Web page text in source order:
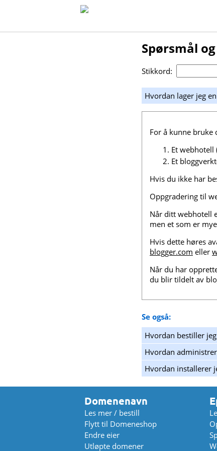
Spørsmål
Stikkord:
Hvordan lager jeg
For å kunne bruke
Et webhotell
Et
Hvis du ikke har
Oppgradering til
Når ditt webhotell
men et som er
Hvis dette høres
blogger.com eller
Når du har
du blir tildelt av
Se også:
Hvordan bestiller
Hvordan
Hvordan installerer
Domenenavn
Les mer / bestill
Flytt til Domeneshop
Endre eier
Utløpte domener